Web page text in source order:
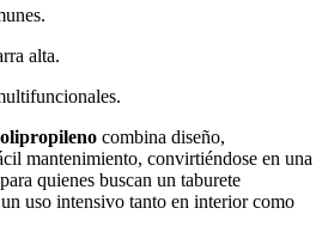
alta.
combina diseño,
mantenimiento, convirtiéndose en una
quienes buscan un taburete
uso intensivo tanto en interior como